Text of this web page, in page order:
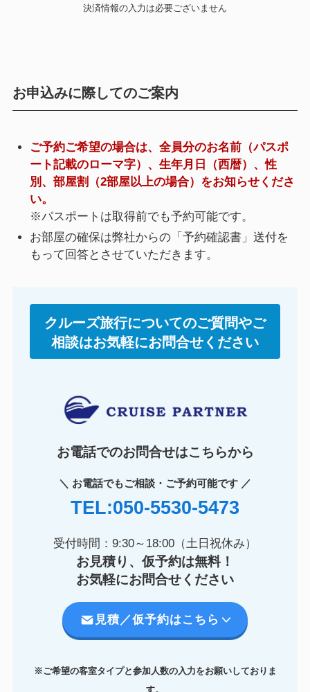
決済情報の入力は必要ございません
お申込みに際してのご案内
ご予約ご希望の場合は、全員分のお名前（パスポ
ート記載のローマ字）、生年月日（西暦）、性
別、部屋割（2部屋以上の場合）をお知らせくださ
い。
※パスポートは取得前でも予約可能です。
お部屋の確保は弊社からの「予約確認書」送付を
もって回答とさせていただきます。
クルーズ旅行についてのご質問やご
相談はお気軽にお問合せください
お電話でのお問合せはこちらから
＼ お電話でもご相談・ご予約可能です ／
TEL:050-5530-5473
受付時間：9:30～18:00（土日祝休み）
お見積り、仮予約は無料！
お気軽にお問合せください
見積／仮予約はこちら
※ご希望の客室タイプと参加人数の入力をお願いしておりま
す。